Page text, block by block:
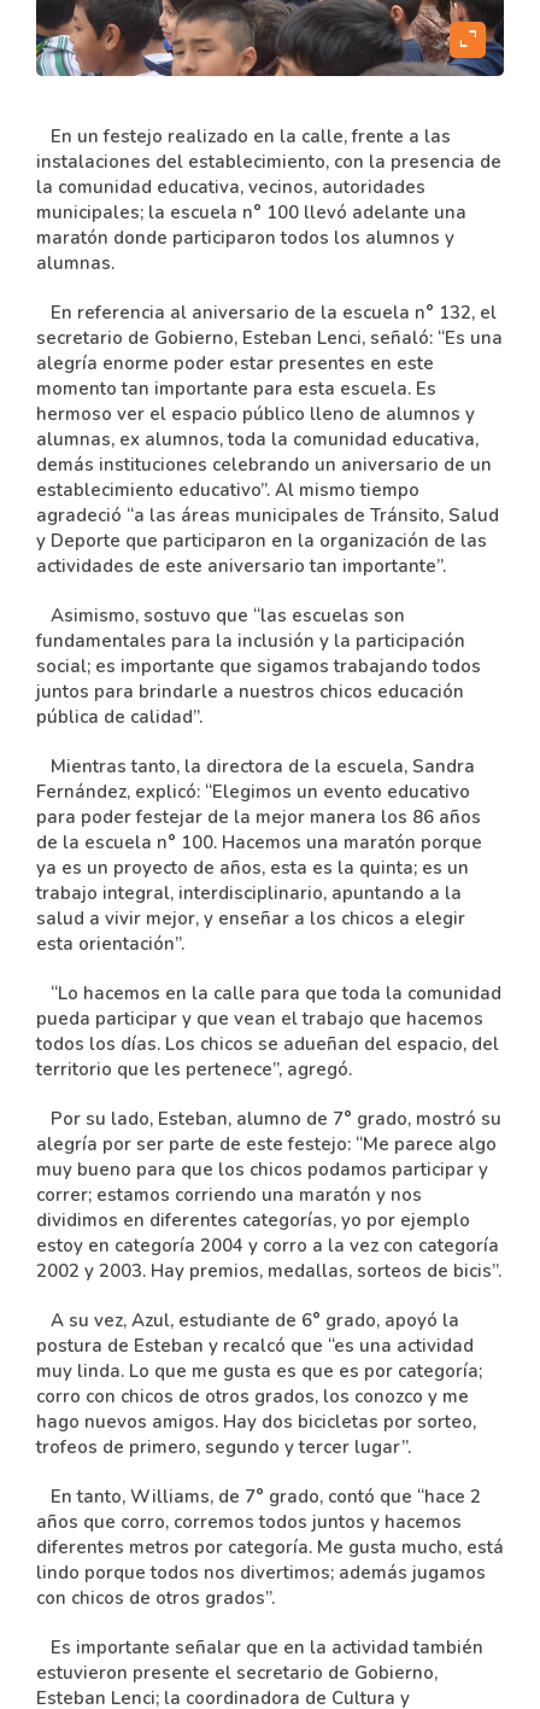
expand_content
En un festejo realizado en la calle, frente a las
instalaciones del establecimiento, con la presencia de
la comunidad educativa, vecinos, autoridades
municipales; la escuela n° 100 llevó adelante una
maratón donde participaron todos los alumnos y
alumnas.
En referencia al aniversario de la escuela n° 132, el
secretario de Gobierno, Esteban Lenci, señaló: “Es una
alegría enorme poder estar presentes en este
momento tan importante para esta escuela. Es
hermoso ver el espacio público lleno de alumnos y
alumnas, ex alumnos, toda la comunidad educativa,
demás instituciones celebrando un aniversario de un
establecimiento educativo”. Al mismo tiempo
agradeció “a las áreas municipales de Tránsito, Salud
y Deporte que participaron en la organización de las
actividades de este aniversario tan importante”.
Asimismo, sostuvo que “las escuelas son
fundamentales para la inclusión y la participación
social; es importante que sigamos trabajando todos
juntos para brindarle a nuestros chicos educación
pública de calidad”.
Mientras tanto, la directora de la escuela, Sandra
Fernández, explicó: “Elegimos un evento educativo
para poder festejar de la mejor manera los 86 años
de la escuela n° 100. Hacemos una maratón porque
ya es un proyecto de años, esta es la quinta; es un
trabajo integral, interdisciplinario, apuntando a la
salud a vivir mejor, y enseñar a los chicos a elegir
esta orientación”.
“Lo hacemos en la calle para que toda la comunidad
pueda participar y que vean el trabajo que hacemos
todos los días. Los chicos se adueñan del espacio, del
territorio que les pertenece”, agregó.
Por su lado, Esteban, alumno de 7° grado, mostró su
alegría por ser parte de este festejo: “Me parece algo
muy bueno para que los chicos podamos participar y
correr; estamos corriendo una maratón y nos
dividimos en diferentes categorías, yo por ejemplo
estoy en categoría 2004 y corro a la vez con categoría
2002 y 2003. Hay premios, medallas, sorteos de bicis”.
A su vez, Azul, estudiante de 6° grado, apoyó la
postura de Esteban y recalcó que “es una actividad
muy linda. Lo que me gusta es que es por categoría;
corro con chicos de otros grados, los conozco y me
hago nuevos amigos. Hay dos bicicletas por sorteo,
trofeos de primero, segundo y tercer lugar”.
En tanto, Williams, de 7° grado, contó que “hace 2
años que corro, corremos todos juntos y hacemos
diferentes metros por categoría. Me gusta mucho, está
lindo porque todos nos divertimos; además jugamos
con chicos de otros grados”.
Es importante señalar que en la actividad también
estuvieron presente el secretario de Gobierno,
Esteban Lenci; la coordinadora de Cultura y